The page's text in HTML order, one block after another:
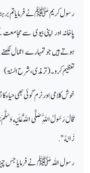
رسول کریم ﷺ نے فرمایا تم
پاخانہ اور اپنی بیوی سے
ہوتے ہیں جو تمہارے اعمال
تعظیم کرو ۔( ترمذی، شرح السنۃ)
خوش کلامی اور نرم گوئی بھی حیاء
قَالَ رَسُولُ اللَّهِ صَلَّى اللَّهُ عَلَيْهِ وَسَلَّمَ
زَانَهُ ".
رسول اللہ ﷺ نے فرمایا جس چیز